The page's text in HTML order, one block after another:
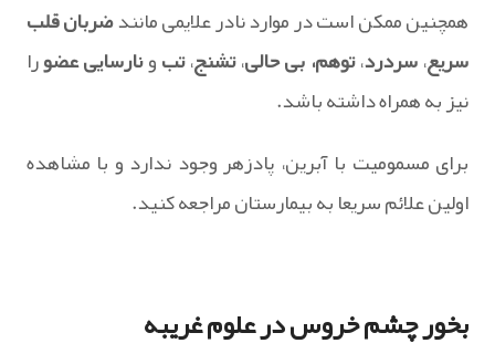
همچنین ممکن است در موارد نادر علایمی مانندضربان قلب
سریع،سردرد،توهم، بی حالی،تشنج،تبونارسایی عضورا
نیز به همراه داشته باشد.
برای مسمومیت با آبرین، پادزهر وجود ندارد و با مشاهده
اولین علائم سریعا به بیمارستان مراجعه کنید.
بخور چشم خروس در علوم غریبه